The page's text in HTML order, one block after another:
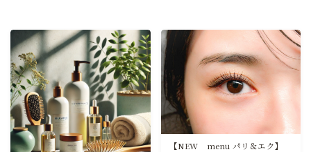
ご予約
採用情報
COTON Journal
【NEW menu パリ＆エク】